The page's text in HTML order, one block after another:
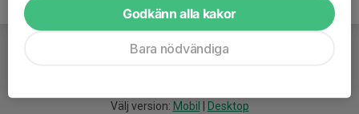
Välj version: Mobil Desktop
Godkänn alla kakor
Bara nödvändiga